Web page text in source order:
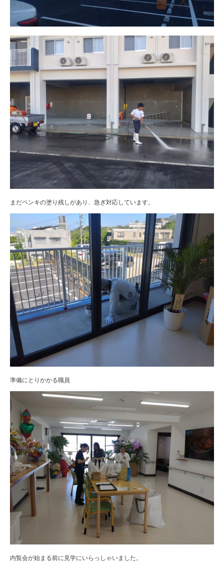
まだペンキの塗り残しがあり、急ぎ対応しています。
準備にとりかかる職員
内覧会が始まる前に見学にいらっしゃいました。